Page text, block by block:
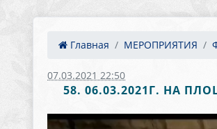
Главная МЕРОПРИЯТИЯ
07.03.2021 22:50
58. 06.03.2021Г. НА